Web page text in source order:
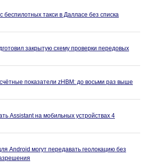
беспилотных такси в Далласе без списка
закрытую схему проверки передовых
показатели zHBM: до восьми раз выше
Assistant на мобильных устройствах 4
Android могут передавать геолокацию без